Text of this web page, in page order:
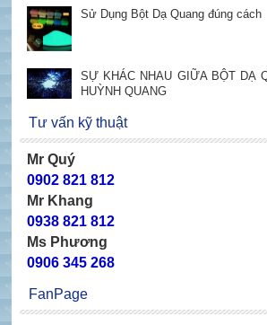
Sử Dụng Bột Dạ Quang đúng cách
SỰ KHÁC NHAU GIỮA BỘT DẠ
HUỲNH QUANG
Tư vấn kỹ thuật
Mr Quý
0902 821 812
Mr Khang
0938 821 812
Ms Phương
0906 345 268
FanPage